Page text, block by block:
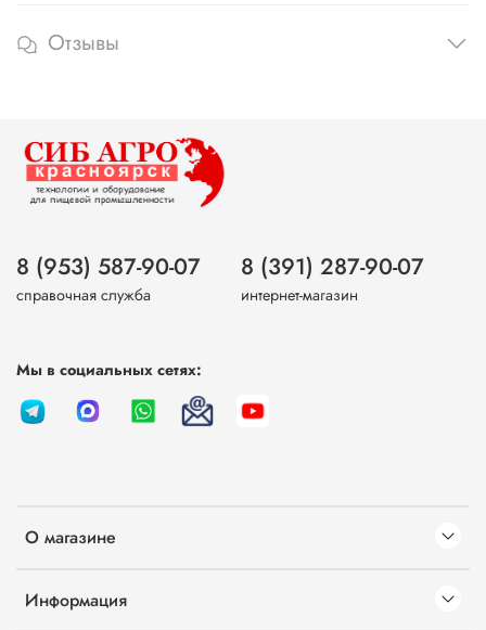
Отзывы
О магазине
Информация
8 (953) 587-90-07
справочная служба
8 (391) 287-90-07
интернет-магазин
Мы в социальных сетях: